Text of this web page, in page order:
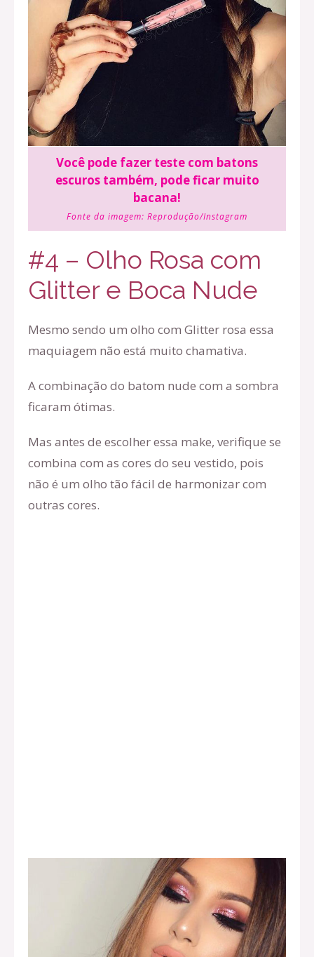
Você pode fazer teste com batons
escuros também, pode ficar muito
bacana!
Fonte da imagem: Reprodução/Instagram
#4 – Olho Rosa com
Glitter e Boca Nude
Mesmo sendo um olho com Glitter rosa essa
maquiagem não está muito chamativa.
A combinação do batom nude com a sombra
ficaram ótimas.
Mas antes de escolher essa make, verifique se
combina com as cores do seu vestido, pois
não é um olho tão fácil de harmonizar com
outras cores.